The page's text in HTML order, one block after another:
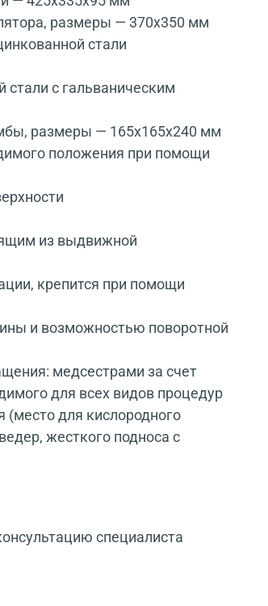
размеры — 370x350 мм
стали
с гальваническим
размеры — 165x165x240 мм
положения при помощи
из выдвижной
крепится при помощи
и возможностью поворотной
медсестрами за счет
для всех видов процедур
(место для кислородного
жесткого подноса с
специалиста